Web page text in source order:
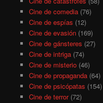
Cine de comedia(76)
Cine de espías (12)
Cine de evasión(169)
Cine de gánsteres (27)
Cine de intriga(74)
Cine de misterio(46)
Cine de propaganda(64)
Cine de psicópatas (154)
Cine de terror(72)